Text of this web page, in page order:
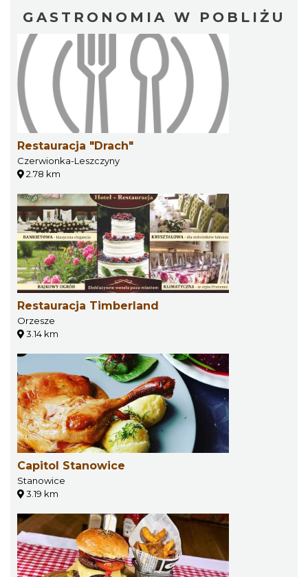
GASTRONOMIA W POBLIŻU
Restauracja "Drach"
Czerwionka-Leszczyny
2.78 km
Restauracja Timberland
Orzesze
3.14 km
Capitol Stanowice
Stanowice
3.19 km